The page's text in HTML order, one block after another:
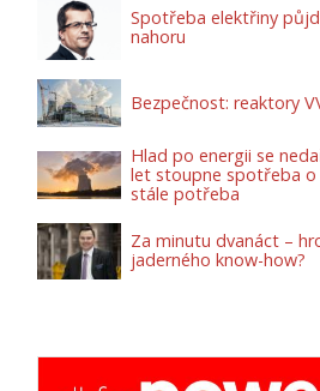
Spotřeba elektřiny
nahoru
Bezpečnost: reaktory
Hlad po energii se
let stoupne spotřeba
stále potřeba
Za minutu dvanáct –
jaderného know-how?